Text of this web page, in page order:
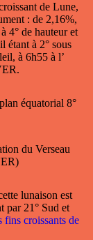
de Lune,
: de 2,16%,
4° de hauteur et
étant à 2° sous
à 6h55 à l’
équatorial 8°
du Verseau
lunaison est
par 21° Sud et
fins croissants de